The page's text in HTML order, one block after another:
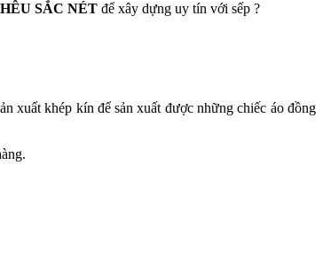
SẮC NÉT để xây dựng uy tín với sếp ?
xuất khép kín để sản xuất được những chiếc áo đồng